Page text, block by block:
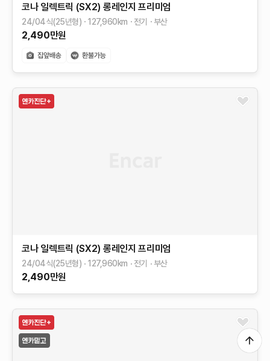
코나 일렉트릭 (SX2) 롱레인지 프리미엄
24/04식(25년형) 127,960km 전기 부산
2,490만원
코나 일렉트릭 (SX2) 롱레인지 프리미엄
24/04식(25년형) 127,960km 전기 부산
2,490만원